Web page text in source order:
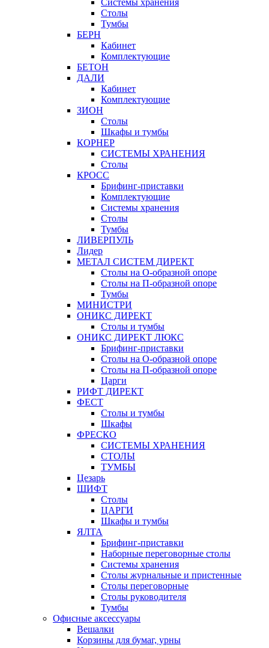
Системы хранения
Столы
Тумбы
БЕРН
Кабинет
Комплектующие
БЕТОН
ДАЛИ
Кабинет
Комплектующие
ЗИОН
Столы
Шкафы и тумбы
КОРНЕР
СИСТЕМЫ ХРАНЕНИЯ
Столы
КРОСС
Брифинг-приставки
Комплектующие
Системы хранения
Столы
Тумбы
ЛИВЕРПУЛЬ
Лидер
МЕТАЛ СИСТЕМ ДИРЕКТ
Столы на О-образной опоре
Столы на П-образной опоре
Тумбы
МИНИСТРИ
ОНИКС ДИРЕКТ
Столы и тумбы
ОНИКС ДИРЕКТ ЛЮКС
Брифинг-приставки
Столы на О-образной опоре
Столы на П-образной опоре
Царги
РИФТ ДИРЕКТ
ФЕСТ
Столы и тумбы
Шкафы
ФРЕСКО
СИСТЕМЫ ХРАНЕНИЯ
СТОЛЫ
ТУМБЫ
Цезарь
ШИФТ
Столы
ЦАРГИ
Шкафы и тумбы
ЯЛТА
Брифинг-приставки
Наборные переговорные столы
Системы хранения
Столы журнальные и пристенные
Столы переговорные
Столы руководителя
Тумбы
Офисные аксессуары
Вешалки
Корзины для бумаг, урны